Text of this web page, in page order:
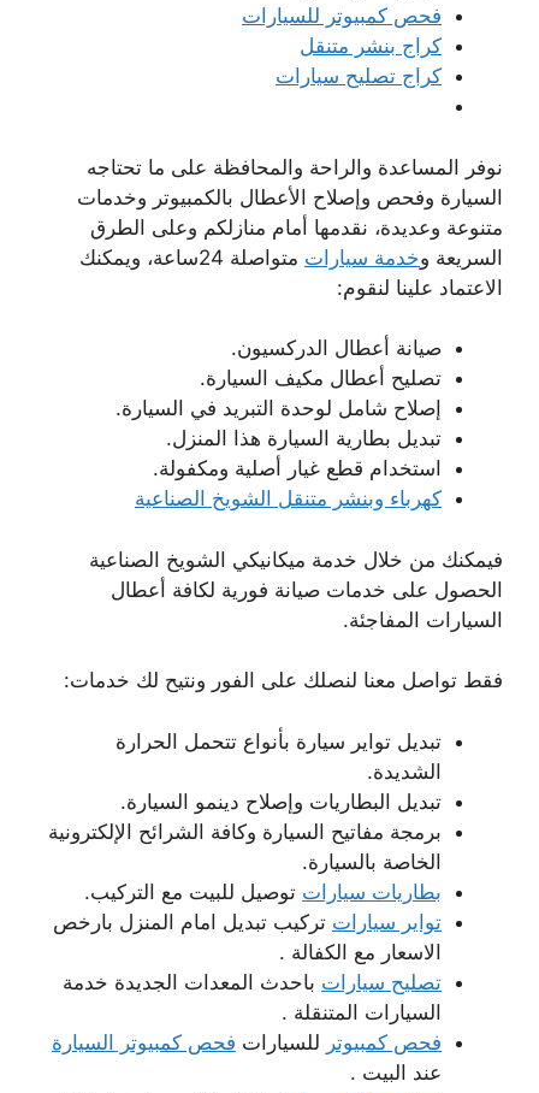
فحص كمبيوتر للسيارات
كراج بنشر متنقل
كراج تصليح سيارات
نوفر المساعدة والراحة والمحافظة على ما تحتاجه
السيارة وفحص وإصلاح الأعطال بالكمبيوتر وخدمات
متنوعة وعديدة، نقدمها أمام منازلكم وعلى الطرق
السريعة وخدمة سيارات
متواصلة 24ساعة، ويمكنك
الاعتماد علينا لنقوم:
صيانة أعطال الدركسيون.
تصليح أعطال مكيف السيارة.
إصلاح شامل لوحدة التبريد في السيارة.
تبديل بطارية السيارة هذا المنزل.
استخدام قطع غيار أصلية ومكفولة.
كهرباء وبنشر متنقل الشويخ الصناعية
فيمكنك من خلال خدمة ميكانيكي الشويخ الصناعية
الحصول على خدمات صيانة فورية لكافة أعطال
السيارات المفاجئة.
فقط تواصل معنا لنصلك على الفور ونتيح لك خدمات:
تبديل تواير سيارة بأنواع تتحمل الحرارة
الشديدة.
تبديل البطاريات وإصلاح دينمو السيارة.
برمجة مفاتيح السيارة وكافة الشرائح الإلكترونية
الخاصة بالسيارة.
بطاريات سيارات توصيل للبيت مع التركيب.
تواير سيارات تركيب تبديل امام المنزل بارخص
الاسعار مع الكفالة .
تصليح سيارات باحدث المعدات الجديدة خدمة
السيارات المتنقلة .
فحص كمبيوتر للسيارات فحص كمبيوتر السيارة
عند البيت .